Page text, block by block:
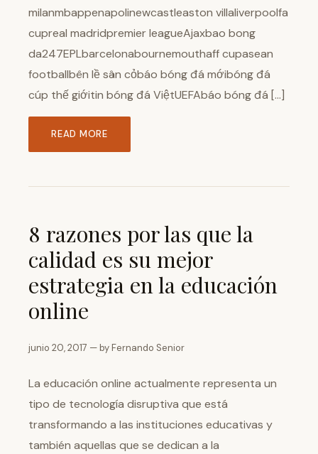
milanmbappenapolinewcastleaston villaliverpoolfa
cupreal madridpremier leagueAjaxbao bong
da247EPLbarcelonabournemouthaff cupasean
footballbên lề sân cỏbáo bóng đá mớibóng đá
cúp thế giớitin bóng đá ViệtUEFAbáo bóng đá […]
READ MORE
8 razones por las que la
calidad es su mejor
estrategia en la educación
online
junio 20, 2017 — by Fernando Senior
La educación online actualmente representa un
tipo de tecnología disruptiva que está
transformando a las instituciones educativas y
también aquellas que se dedican a la